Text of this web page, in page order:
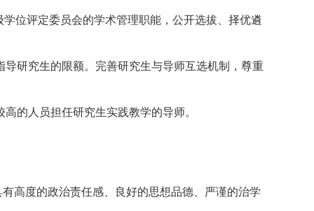
位评定委员会的学术管理职能，公开选拔、择优遴
研究生的限额。完善研究生与导师互选机制，尊重
的人员担任研究生实践教学的导师。
高度的政治责任感、良好的思想品德、严谨的治学